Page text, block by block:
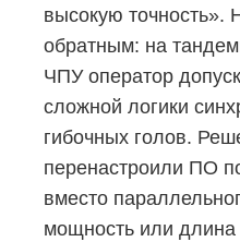
высокую точность».
обратным: на
ЧПУ оператор
сложной логики
гибочных голов.
перенастроили ПО
вместо
мощность или длина